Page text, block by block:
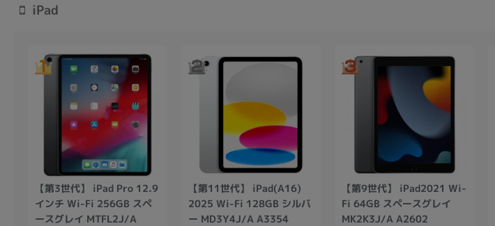
iPad
【第3世代】 iPad Pro 12.9
インチ Wi-Fi 256GB スペ
ースグレイ MTFL2J/A
【第11世代】 iPad(A16)
2025 Wi-Fi 128GB シルバ
ー MD3Y4J/A A3354
【第9世代】 iPad2021 Wi-
Fi 64GB スペースグレイ
MK2K3J/A A2602